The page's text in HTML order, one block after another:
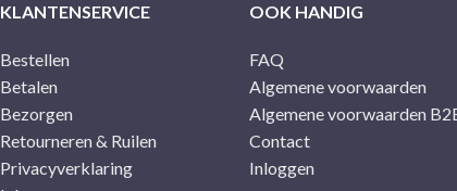
KLANTENSERVICE
Bestellen
Betalen
Bezorgen
Retourneren & Ruilen
Privacyverklaring
OOK HANDIG
FAQ
Algemene voorwaarden
Algemene voorwaarden
Contact
Inloggen